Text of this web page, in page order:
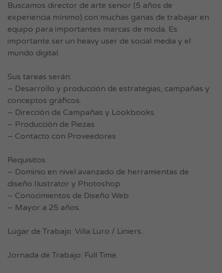
Buscamos director de arte senior (5 años de
experiencia mínimo) con muchas ganas de trabajar en
equipo para importantes marcas de moda. Es
importante ser un heavy user de social media y el
mundo digital.
Sus tareas serán:
– Desarrollo y producción de estrategias, campañas y
conceptos gráficos.
– Dirección de Campañas y Lookbooks.
– Producción de Piezas
– Contacto con Proveedores
Requisitos
– Dominio en nivel avanzado de herramientas de
diseño Ilustrator y Photoshop
– Conocimientos de Diseño Web
– Mayor a 25 años.
Lugar de Trabajo: Villa Luro / Liniers.
Jornada de Trabajo: Full Time.